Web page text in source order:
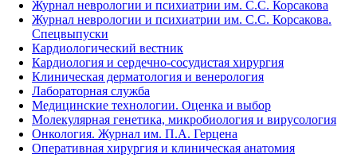
Журнал неврологии и психиатрии им. С.С. Корсакова
Журнал неврологии и психиатрии им. С.С. Корсакова.
Спецвыпуски
Кардиологический вестник
Кардиология и сердечно-сосудистая хирургия
Клиническая дерматология и венерология
Лабораторная служба
Медицинские технологии. Оценка и выбор
Молекулярная генетика, микробиология и вирусология
Онкология. Журнал им. П.А. Герцена
Оперативная хирургия и клиническая анатомия